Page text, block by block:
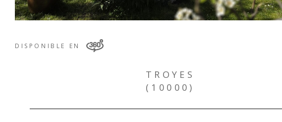
DISPONIBLE EN
TROYES
(10000)